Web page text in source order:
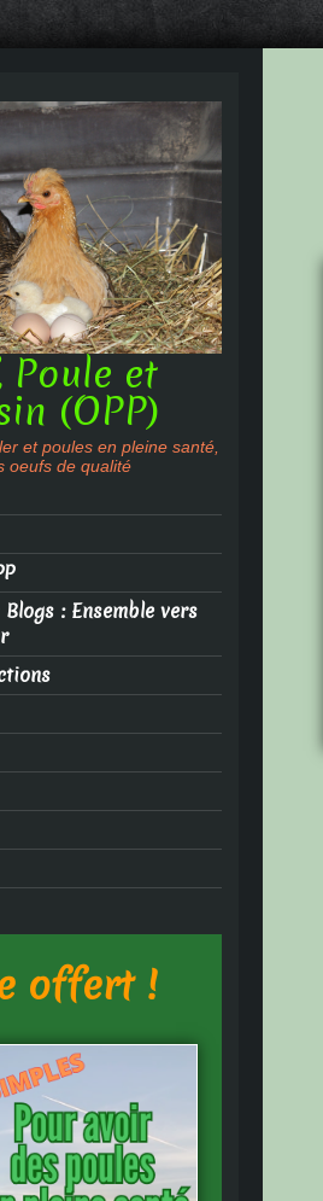
Poule et
(OPP)
et poules en pleine santé,
oeufs de qualité
: Ensemble vers
offert !